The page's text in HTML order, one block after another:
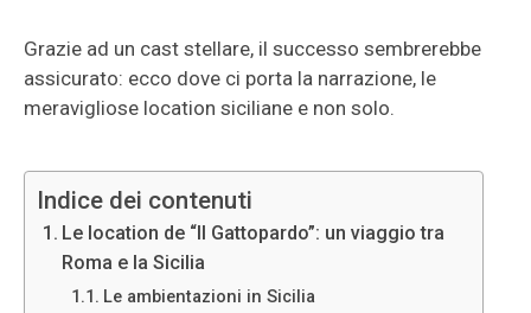
Grazie ad un cast stellare, il successo sembrerebbe
assicurato: ecco dove ci porta la narrazione, le
meravigliose location siciliane e non solo.
Indice dei contenuti
Le location de “Il Gattopardo”: un viaggio tra
Roma e la Sicilia
Le ambientazioni in Sicilia